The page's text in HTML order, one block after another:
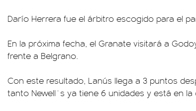
Darío Herrera fue el árbitro escogido para el
En la próxima fecha, el Granate visitará a
frente a Belgrano.
Con este resultado, Lanús llega a 3 puntos
tanto Newell`s ya tiene 6 unidades y está en la